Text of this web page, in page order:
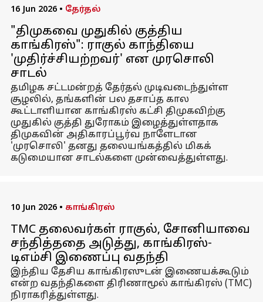
16 Jun 2026 • தேர்தல்
"திமுகவை முதுகில் குத்திய
காங்கிரஸ்": ராகுல் காந்தியை
'முதிர்ச்சியற்றவர்' என முரசொலி
சாடல்
தமிழக சட்டமன்றத் தேர்தல் முடிவடைந்துள்ள
சூழலில், தங்களின் பல தசாப்த கால
கூட்டாளியான காங்கிரஸ் கட்சி திமுகவிற்கு
முதுகில் குத்தி துரோகம் இழைத்துள்ளதாக
திமுகவின் அதிகாரப்பூர்வ நாளேடான
'முரசொலி' தனது தலையங்கத்தில் மிகக்
கடுமையான சாடல்களை முன்வைத்துள்ளது.
10 Jun 2026 • காங்கிரஸ்
TMC தலைவர்கள் ராகுல், சோனியாவை
சந்தித்ததை அடுத்து, காங்கிரஸ்-
டிஎம்சி இணைப்பு வதந்தி
இந்திய தேசிய காங்கிரஸுடன் இணையக்கூடும்
என்ற வதந்திகளை திரிணாமூல் காங்கிரஸ் (TMC)
நிராகரித்துள்ளது.